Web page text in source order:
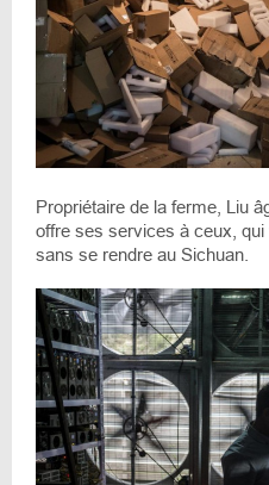
Propriétaire de la ferme, Liu
offre ses services à ceux,
sans se rendre au Sichuan.